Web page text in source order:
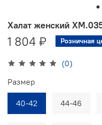
(0)
Халат женский
1 804 ₽ Розничная
Размер
40-42 44-46